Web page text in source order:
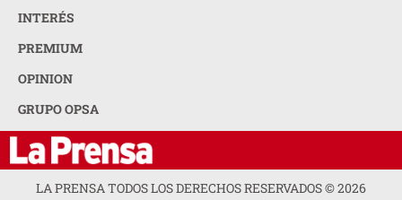
INTERÉS
PREMIUM
OPINION
GRUPO OPSA
LA PRENSA TODOS LOS DERECHOS RESERVADOS ©2026